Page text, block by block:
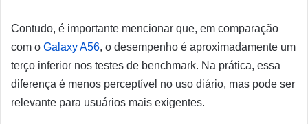
Contudo, é importante mencionar que, em comparação
com o Galaxy A56, o desempenho é aproximadamente um
terço inferior nos testes de benchmark. Na prática, essa
diferença é menos perceptível no uso diário, mas pode ser
relevante para usuários mais exigentes.